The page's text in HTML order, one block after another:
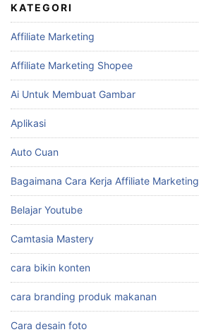
KATEGORI
Affiliate Marketing
Affiliate Marketing Shopee
Ai Untuk Membuat Gambar
Aplikasi
Auto Cuan
Bagaimana Cara Kerja Affiliate Marketing
Belajar Youtube
Camtasia Mastery
cara bikin konten
cara branding produk makanan
Cara desain foto